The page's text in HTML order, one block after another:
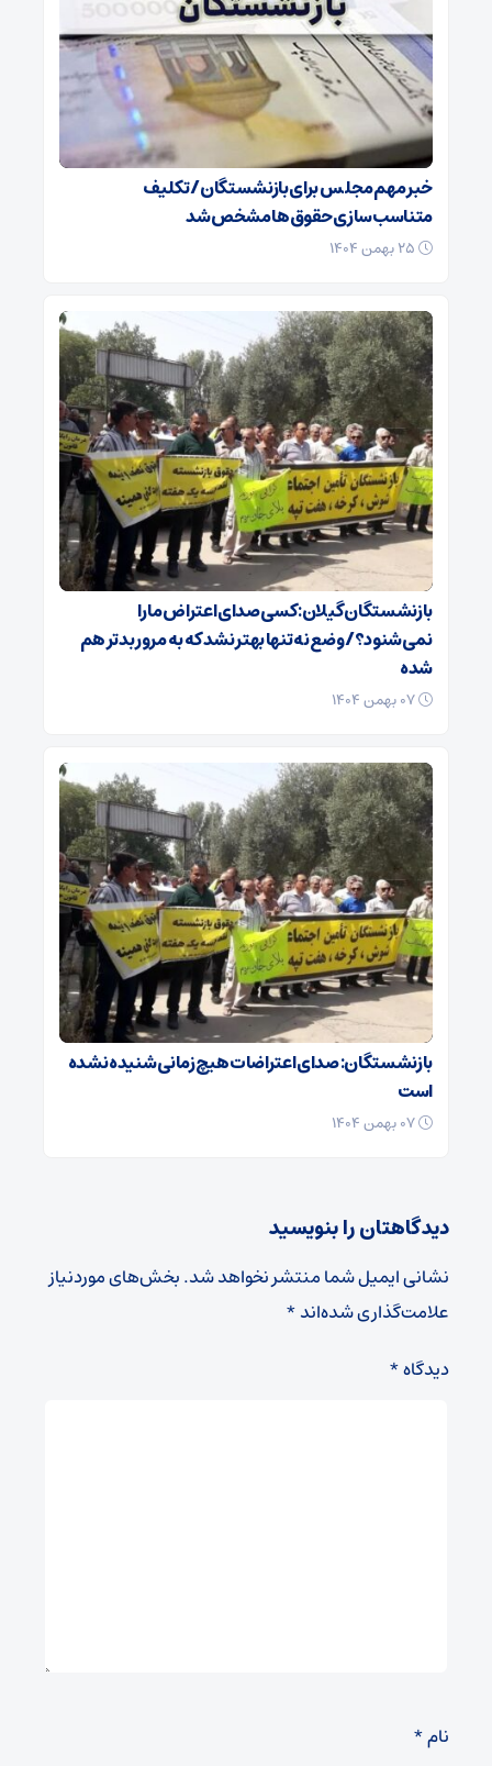
خبر مهم مجلس برای بازنشستگان/ تکلیف
متناسب‌سازی حقوق‌ها مشخص شد
بازنشستگان گیلان: کسی صدای اعتراض ما را
نمی‌شنود؟/ وضع نه تنها بهتر نشد که به مرور بدتر هم
شده
بازنشستگان: صدای اعتراضات هیچ زمانی شنیده نشده
است
دیدگاهتان را بنویسید
نشانی ایمیل شما منتشر نخواهد شد.بخش‌های موردنیاز
علامت‌گذاری شده‌اند*
دیدگاه*
نام*